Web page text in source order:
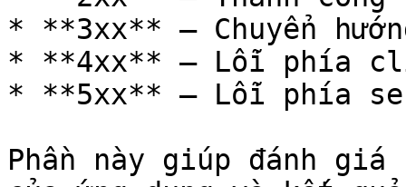
* **3xx** – Chuyển
* **4xx** – Lỗi phía
* **5xx** – Lỗi phía
Phần này giúp đánh